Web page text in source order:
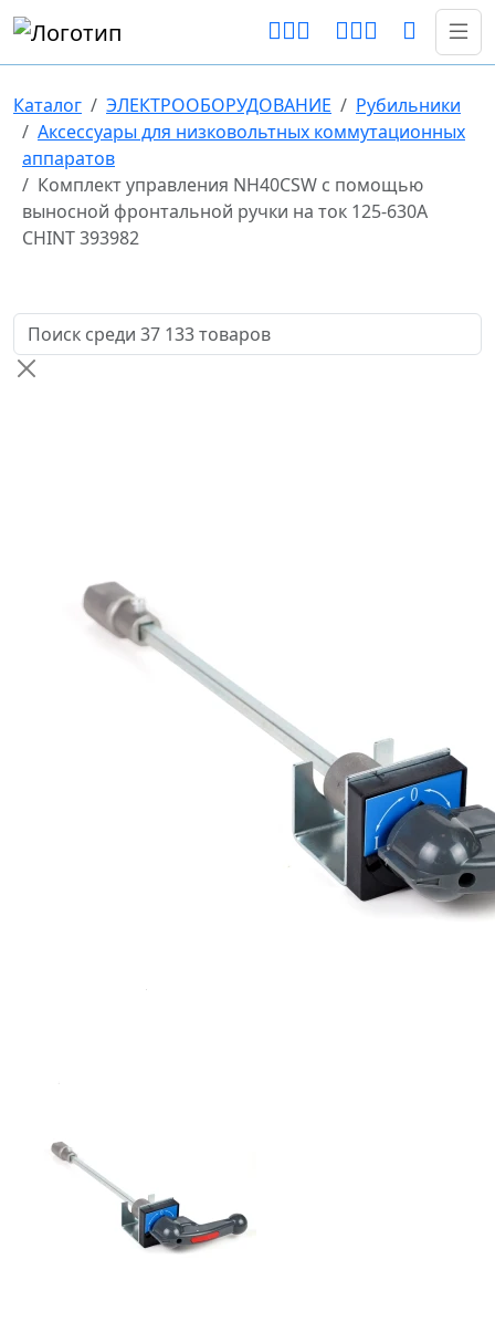
Каталог ЭЛЕКТРООБОРУДОВАНИЕ
Рубильники
Аксессуары для низковольтных коммутационных
аппаратов
Комплект управления NH40CSW с помощью
выносной фронтальной ручки на ток 125-630А
CHINT 393982
Поиск товаров по названию или артикулу